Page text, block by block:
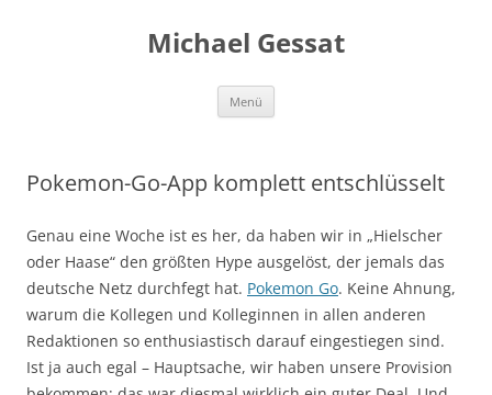
Michael Gessat
Menü
Pokemon-Go-App komplett entschlüsselt
Genau eine Woche ist es her, da haben wir in „Hielscher
oder Haase“ den größten Hype ausgelöst, der jemals das
deutsche Netz durchfegt hat. Pokemon Go. Keine Ahnung,
warum die Kollegen und Kolleginnen in allen anderen
Redaktionen so enthusiastisch darauf eingestiegen sind.
Ist ja auch egal – Hauptsache, wir haben unsere Provision